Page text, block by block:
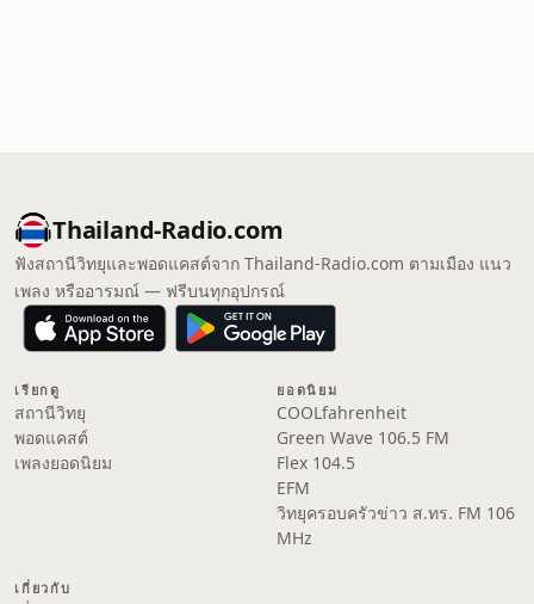
Thailand-Radio.com
ฟังสถานีวิทยุและพอดแคสต์จาก Thailand-Radio.com ตามเมือง แนว
เพลง หรืออารมณ์ — ฟรีบนทุกอุปกรณ์
เรียกดู
สถานีวิทยุ
พอดแคสต์
เพลงยอดนิยม
ยอดนิยม
COOLfahrenheit
Green Wave 106.5 FM
Flex 104.5
EFM
วิทยุครอบครัวข่าว ส.ทร. FM 106
MHz
เกี่ยวกับ